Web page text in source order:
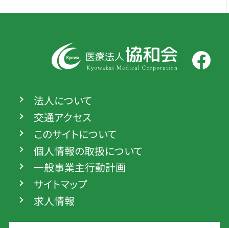
法人について
交通アクセス
このサイトについて
個人情報の取扱について
一般事業主行動計画
サイトマップ
求人情報